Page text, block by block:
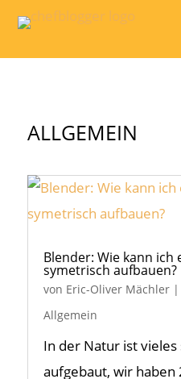
ALLGEMEIN
Blender: Wie kann ich
symetrisch aufbauen?
von Eric-Oliver Mächler|
Allgemein
In der Natur ist
aufgebaut, wir haben